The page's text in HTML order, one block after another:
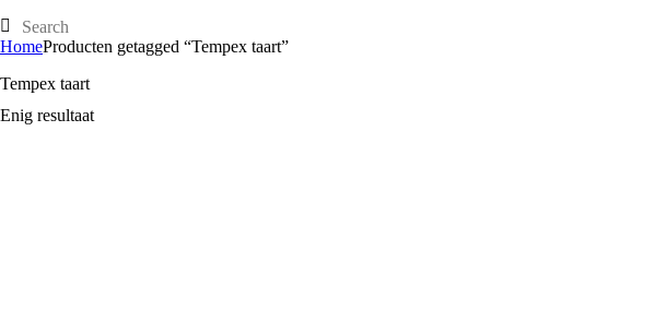
HomeProducten getagged “Tempex taart”
Tempex taart
Enig resultaat